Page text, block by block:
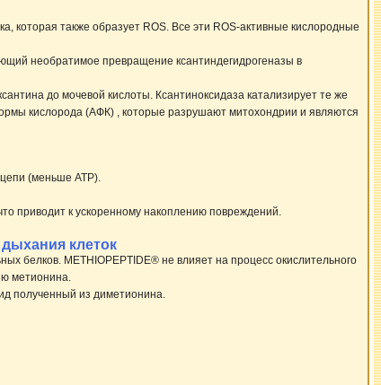
которая также образует ROS. Все эти ROS-активные кислородные
необратимое превращение ксантиндегидрогеназы в
до мочевой кислоты. Ксантиноксидаза катализирует те же
кислорода (АФК) , которые разрушают митохондрии и являются
(меньше ATP).
приводит к ускоренному накоплению повреждений.
клеток
белков. METHIOPEPTIDE® не влияет на процесс окислительного
метионина.
полученный из диметионина.